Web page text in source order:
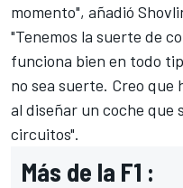
momento", añadió
"Tenemos la suerte de
funciona bien en todo
no sea suerte. Creo que
al diseñar un coche que
circuitos".
Más de la F1 :